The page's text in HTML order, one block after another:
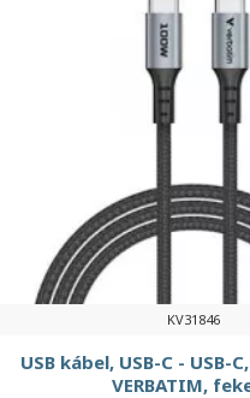
KV31846
USB kábel, USB-C - USB-
VERBATIM,